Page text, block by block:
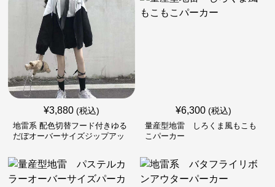
¥3,880 (税込)
地雷系 配色切替フード付きゆる
だぼオーバーサイズジップアッ
¥6,300 (税込)
量産型地雷 しろくま風もこも
こパーカー